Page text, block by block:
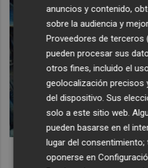
Pasaportes que abren puertas
anuncios y contenido,
sobre la audiencia y
Proveedores de terceros
pueden procesar sus
otros fines, incluido el
geolocalización precisos
del dispositivo. Sus
solo a este sitio web.
pueden basarse en el
lugar del consentimiento;
oponerse en